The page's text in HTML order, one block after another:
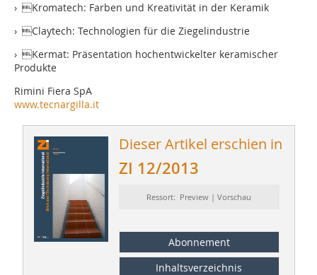
› Kromatech: Farben und Kreativität in der Keramik
› Claytech: Technologien für die Ziegelindustrie
› Kermat: Präsentation hochentwickelter keramischer
Produkte
Rimini Fiera SpA
www.tecnargilla.it
Dieser Artikel erschien in
ZI 12/2013
Ressort: Preview | Vorschau
Abonnement
Inhaltsverzeichnis